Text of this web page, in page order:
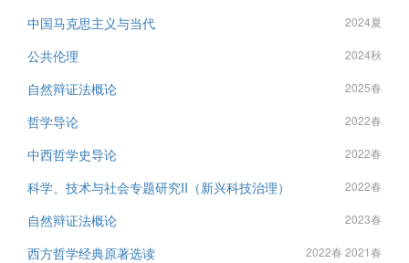
中国马克思主义与当代 2024夏
公共伦理 2024秋
自然辩证法概论 2025春
哲学导论 2022春
中西哲学史导论 2022春
科学、技术与社会专题研究II（新兴科技治理） 2022春
自然辩证法概论 2023春
西方哲学经典原著选读 2022春 2021春